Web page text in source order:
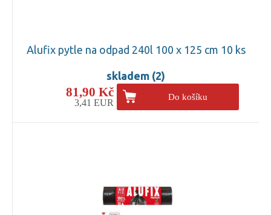
Alufix pytle na odpad 240l 100 x 125 cm 10 ks
skladem (2)
81,90 Kč
3,41 EUR
Do košíku